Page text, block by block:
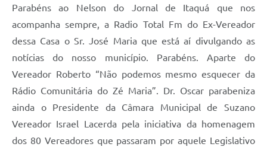
Parabéns ao Nelson do Jornal de Itaquá que nos
acompanha sempre, a Radio Total Fm do Ex-Vereador
dessa Casa o Sr. José Maria que está aí divulgando as
notícias do nosso município. Parabéns. Aparte do
Vereador Roberto “Não podemos mesmo esquecer da
Rádio Comunitária do Zé Maria”. Dr. Oscar parabeniza
ainda o Presidente da Câmara Municipal de Suzano
Vereador Israel Lacerda pela iniciativa da homenagem
dos 80 Vereadores que passaram por aquele Legislativo